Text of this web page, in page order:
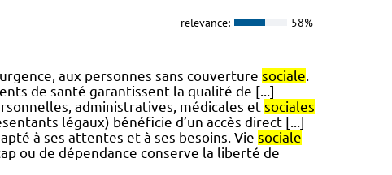
relevance: 58%
aux personnes sans couverture sociale.
de santé garantissent la qualité de [...]
administratives, médicales et sociales
légaux) bénéficie d’un accès direct [...]
à ses attentes et à ses besoins. Vie sociale
ou de dépendance conserve la liberté de